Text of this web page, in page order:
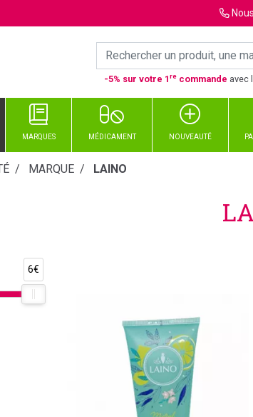
Nous
-5% sur votre 1re commande avec
MARQUES MÉDICAMENT NOUVEAUTÉ
MARQUE LAINO
6€